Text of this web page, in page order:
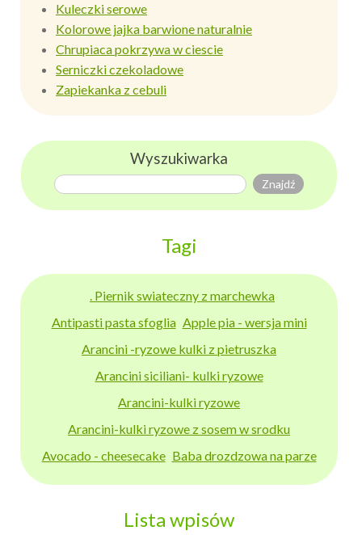
Kuleczki serowe
Kolorowe jajka barwione naturalnie
Chrupiaca pokrzywa w ciescie
Serniczki czekoladowe
Zapiekanka z cebuli
Wyszukiwarka
Tagi
. Piernik swiateczny z marchewka
Antipasti pasta sfoglia Apple pia - wersja mini
Arancini -ryzowe kulki z pietruszka
Arancini siciliani- kulki ryzowe
Arancini-kulki ryzowe
Arancini-kulki ryzowe z sosem w srodku
Avocado - cheesecake Baba drozdzowa na parze
Lista wpisów